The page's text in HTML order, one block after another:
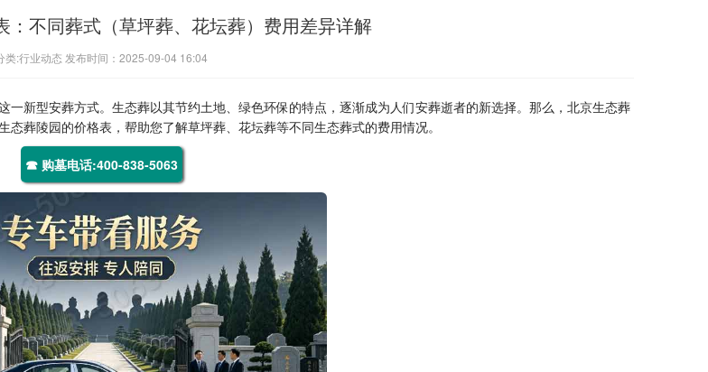
：不同葬式（草坪葬、花坛葬）费用差异详解
类:行业动态 发布时间：2025-09-04 16:04
新型安葬方式。生态葬以其节约土地、绿色环保的特点，逐渐成为人们安葬逝者的新选择。那么，北京生态葬
葬陵园的价格表，帮助您了解草坪葬、花坛葬等不同生态葬式的费用情况。
☎ 购墓电话:400-838-5063